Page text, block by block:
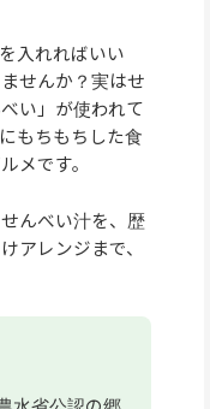
入れればいい
せんか？実はせ
い」が使われて
もちもちした食
メです。
んべい汁を、歴
アレンジまで、